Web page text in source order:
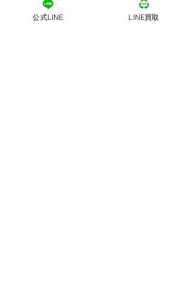
公式LINE LINE買取